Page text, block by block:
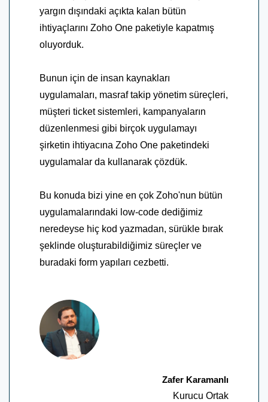
yargın dışındaki açıkta kalan bütün
ihtiyaçlarını Zoho One paketiyle kapatmış
oluyorduk.
Bunun için de insan kaynakları
uygulamaları, masraf takip yönetim süreçleri,
müşteri ticket sistemleri, kampanyaların
düzenlenmesi gibi birçok uygulamayı
şirketin ihtiyacına Zoho One paketindeki
uygulamalar da kullanarak çözdük.
Bu konuda bizi yine en çok Zoho'nun bütün
uygulamalarındaki low-code dediğimiz
neredeyse hiç kod yazmadan, sürükle bırak
şeklinde oluşturabildiğimiz süreçler ve
buradaki form yapıları cezbetti.
Zafer Karamanlı
Kurucu Ortak